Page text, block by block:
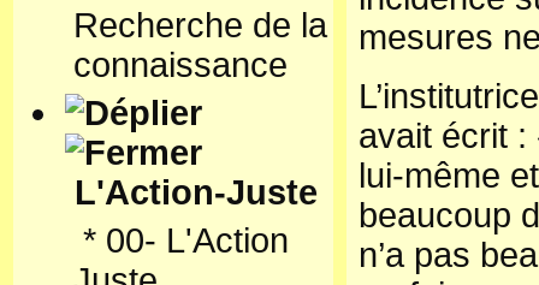
Recherche de la
connaissance
L'Action-Juste
* 00- L'Action
mesures
avait écrit :
lui-même
beaucoup
n’a pas